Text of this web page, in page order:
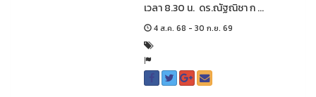
เวลา 8.30 น. ดร.ณัฐณิชา ก ...
4 ส.ค. 68 - 30 ก.ย. 69